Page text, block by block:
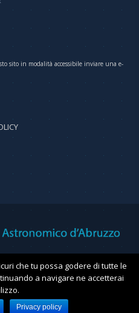
sito in modalità accessibile inviare una e-
che tu possa godere di tutte le
a navigare ne accetterai
Privacy policy